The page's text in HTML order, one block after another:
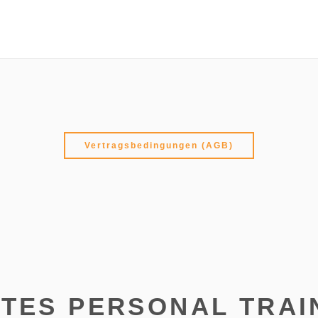
Vertragsbedingungen (AGB)
PERSONAL